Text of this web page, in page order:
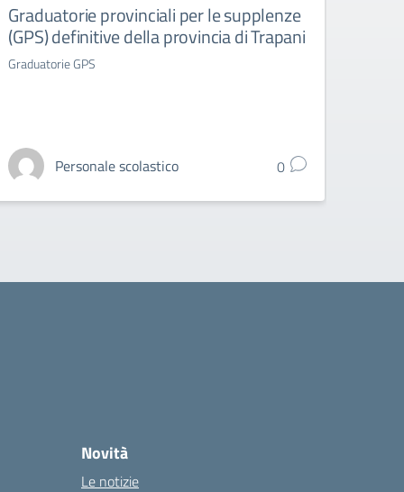
Graduatorie provinciali per le supplenze
(GPS) definitive della provincia di Trapani
Graduatorie GPS
Personale scolastico 0
Novità
Le notizie